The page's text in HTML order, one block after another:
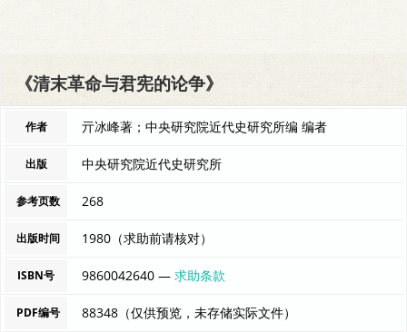
《清末革命与君宪的论争》
作者 亓冰峰著；中央研究院近代史研究所编 编者
出版 中央研究院近代史研究所
参考页数 268
出版时间 1980（求助前请核对）
ISBN号 9860042640 —求助条款
PDF编号 88348（仅供预览，未存储实际文件）